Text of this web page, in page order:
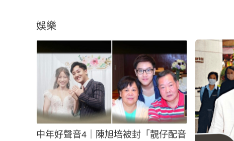
娛樂
中年好聲音4｜陳旭培被封「靚仔配音